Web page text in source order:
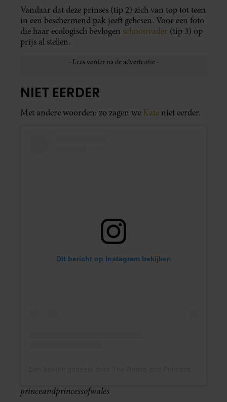
Vandaar dat deze prinses (tip 2) zich van top tot teen
in een beschermend pak jeeft gehesen. Voor een foto
die haar ecologisch bevlogen schoonvader (tip 3) op
prijs al stellen.
NIET EERDER
Met andere woorden: zo zagen we Kate niet eerder.
Dit bericht op Instagram bekijken
princeandprincessofwales